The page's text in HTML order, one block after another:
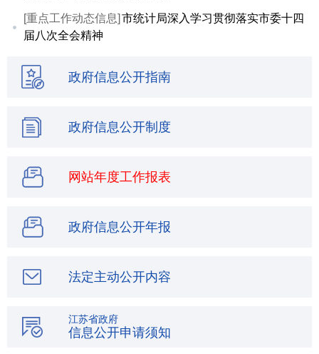
[重点工作动态信息] 市统计局深入学习贯彻落实市委十四
届八次全会精神
政府信息公开指南
政府信息公开制度
网站年度工作报表
政府信息公开年报
法定主动公开内容
江苏省政府
信息公开申请须知